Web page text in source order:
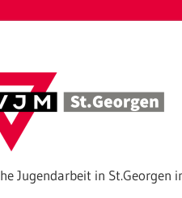
Jugendarbeit in St.Georgen